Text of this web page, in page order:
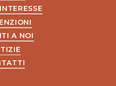
A NOI